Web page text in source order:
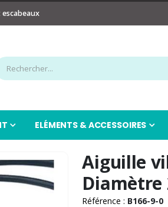
ELÉMENTS & ACCESSOIRES
Aiguille
Diamètre
Référence : B166-9-0